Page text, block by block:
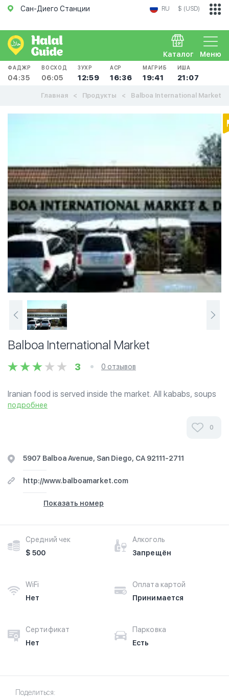
Сан-Диего Станции RU $ (USD)
Меню
Каталог
ФАДЖР
04:35
ВОСХОД
06:05
ЗУХР
12:59
АСР
16:36
МАГРИБ
19:41
ИША
21:07
Главная Продукты Balboa International Market
Balboa International Market
3 0 отзывов
Iranian food is served inside the market. All kababs, soups
and many other items are made to order. Parking is
подробнее
0
5907 Balboa Avenue, San Diego, CA 92111-2711
http://www.balboamarket.com
Показать номер
Средний чек
$ 500
Алкоголь
Запрещён
WiFi
Нет
Оплата картой
Принимается
Сертификат
Нет
Парковка
Есть
Поделиться: